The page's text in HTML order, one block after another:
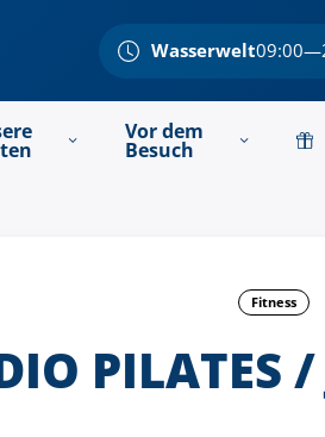
Wasserwelt
Vor dem
Besuch
Fitness
PILATES